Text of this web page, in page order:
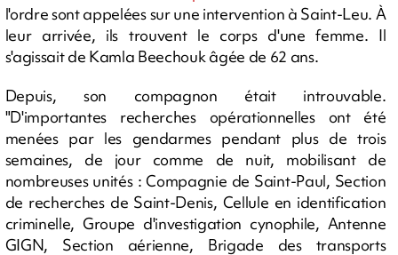
l'ordre sont appelées sur une intervention à Saint-Leu. À
leur arrivée, ils trouvent le corps d'une femme. Il
s'agissait de Kamla Beechouk âgée de 62 ans.
Depuis, son compagnon était introuvable.
"D'importantes recherches opérationnelles ont été
menées par les gendarmes pendant plus de trois
semaines, de jour comme de nuit, mobilisant de
nombreuses unités : Compagnie de Saint-Paul, Section
de recherches de Saint-Denis, Cellule en identification
criminelle, Groupe d'investigation cynophile, Antenne
GIGN, Section aérienne, Brigade des transports